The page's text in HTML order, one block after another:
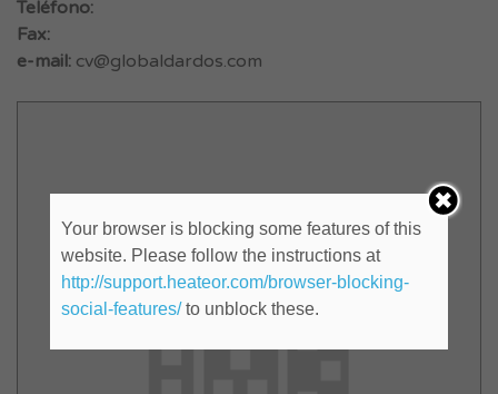
Teléfono:
Fax:
e-mail: cv@globaldardos.com
Your browser is blocking some features of this
website. Please follow the instructions at
http://support.heateor.com/browser-blocking-
social-features/to unblock these.